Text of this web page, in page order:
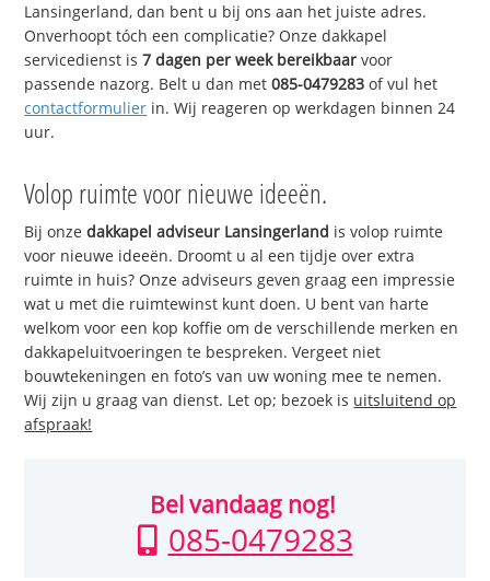
Lansingerland, dan bent u bij ons aan het juiste adres.
Onverhoopt tóch een complicatie? Onze dakkapel
servicedienst is7 dagen per week bereikbaar voor
passende nazorg. Belt u dan met085-0479283 of vul het
contactformulier in. Wij reageren op werkdagen binnen 24
uur.
Volop ruimte voor nieuwe ideeën.
Bij onzedakkapel adviseur Lansingerland is volop ruimte
voor nieuwe ideeën. Droomt u al een tijdje over extra
ruimte in huis? Onze adviseurs geven graag een impressie
wat u met die ruimtewinst kunt doen. U bent van harte
welkom voor een kop koffie om de verschillende merken en
dakkapeluitvoeringen te bespreken. Vergeet niet
bouwtekeningen en foto’s van uw woning mee te nemen.
Wij zijn u graag van dienst. Let op; bezoek is uitsluitend op
afspraak!
Bel vandaag nog!
085-0479283